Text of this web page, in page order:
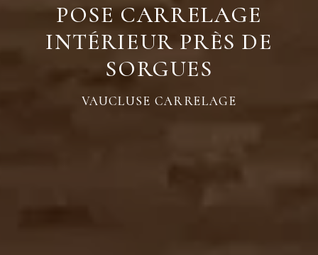
POSE CARRELAGE
INTÉRIEUR PRÈS DE
SORGUES
VAUCLUSE CARRELAGE